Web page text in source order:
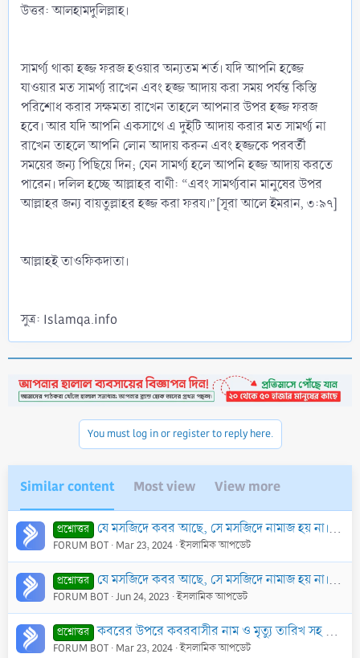
উত্তর: আলহামদুলিল্লাহ।
সামর্থ্য থাকা হজ্জ ফরজ হওয়ার অন্যতম শর্ত। যদি আপনি হজ্জে
যাওয়ার মত সামর্থ্য রাখেন এবং হজ্জ আদায় করা সময় পর্যন্ত কিস্তি
পরিশোধ করার সক্ষমতা রাখেন তাহলে আপনার উপর হজ্জ ফরজ
হবে। আর যদি আপনি একসাথে এ দুইটি আদায় করার মত সামর্থ্য না
রাখেন তাহলে আপনি লোন আদায় করুন এবং হজ্জকে পরবর্তী
সময়ের জন্য পিছিয়ে দিন; যেন সামর্থ্য হলে আপনি হজ্জ আদায় করতে
পারেন। দলিল হচ্ছে আল্লাহর বাণী: “এবং সামর্থ্যবান মানুষের উপর
আল্লাহর জন্য বায়তুল্লাহর হজ্জ করা ফরয।”[সূরা আলে ইমরান, ৩:৯৭]
আল্লাহই তাওফিকদাতা।
সুত্র: Islamqa.info
You must log in or register to reply here.
Similar content Most view View more
প্রশ্নোত্তর যে মসজিদে কবর আছে, সে মসজিদে নামাজ হয় না। মসজিদে কবর দেওয়া অথবা কবরের উপরে মসজিদ বানানো বৈধ নয় কেন? অথচ মহানবী (সাঃ) এর কবর মসজিদের ভিতরে রয়েছে।
FORUM BOT Mar 23, 2024 ইসলামিক আপডেট
প্রশ্নোত্তর যে মসজিদে কবর আছে, সে মসজিদে নামাজ হয় না। মসজিদে কবর দেওয়া অথবা কবরের উপরে মসজিদ বানানো বৈধ নয় কেন? অথচ মহানবী (সাঃ) এর কবর মসজিদের ভিতরে রয়েছে।
FORUM BOT Jun 24, 2023 ইসলামিক আপডেট
প্রশ্নোত্তর কবরের উপরে কবরবাসীর নাম ও মৃত্যু তারিখ সহ কোন আয়াত বা কবিতা লেখা কি শরীয়ত সম্মত?
FORUM BOT Mar 23, 2024 ইসলামিক আপডেট